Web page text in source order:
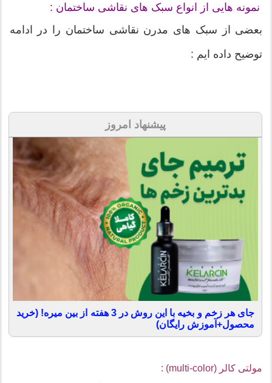
نمونه هایی از انواع سبک های نقاشی ساختمان :
بعضی از سبک های مدرن نقاشی ساختمان را در ادامه
توضیح داده ایم :
پیشنهاد امروز
جای هر زخم و بخیه با این روش در 3 هفته از بین میره! (خرید
محصول+آموزش رایگان)
مولتی کالر (multi-color) :